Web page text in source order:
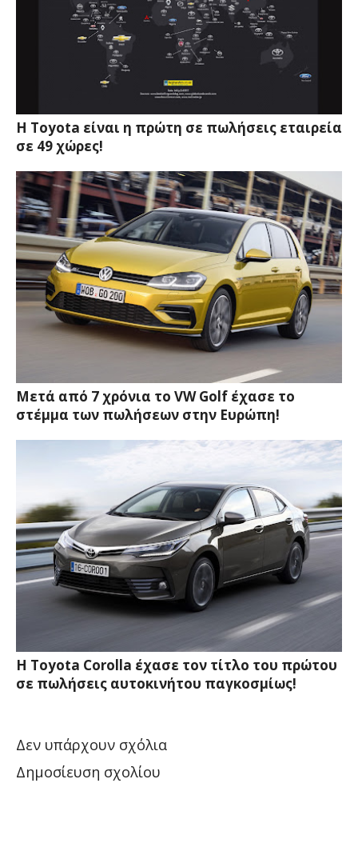
Η Toyota είναι η πρώτη σε πωλήσεις εταιρεία
σε 49 χώρες!
Μετά από 7 χρόνια το VW Golf έχασε το
στέμμα των πωλήσεων στην Ευρώπη!
Η Toyota Corolla έχασε τον τίτλο του πρώτου
σε πωλήσεις αυτοκινήτου παγκοσμίως!
Δεν υπάρχουν σχόλια
Δημοσίευση σχολίου